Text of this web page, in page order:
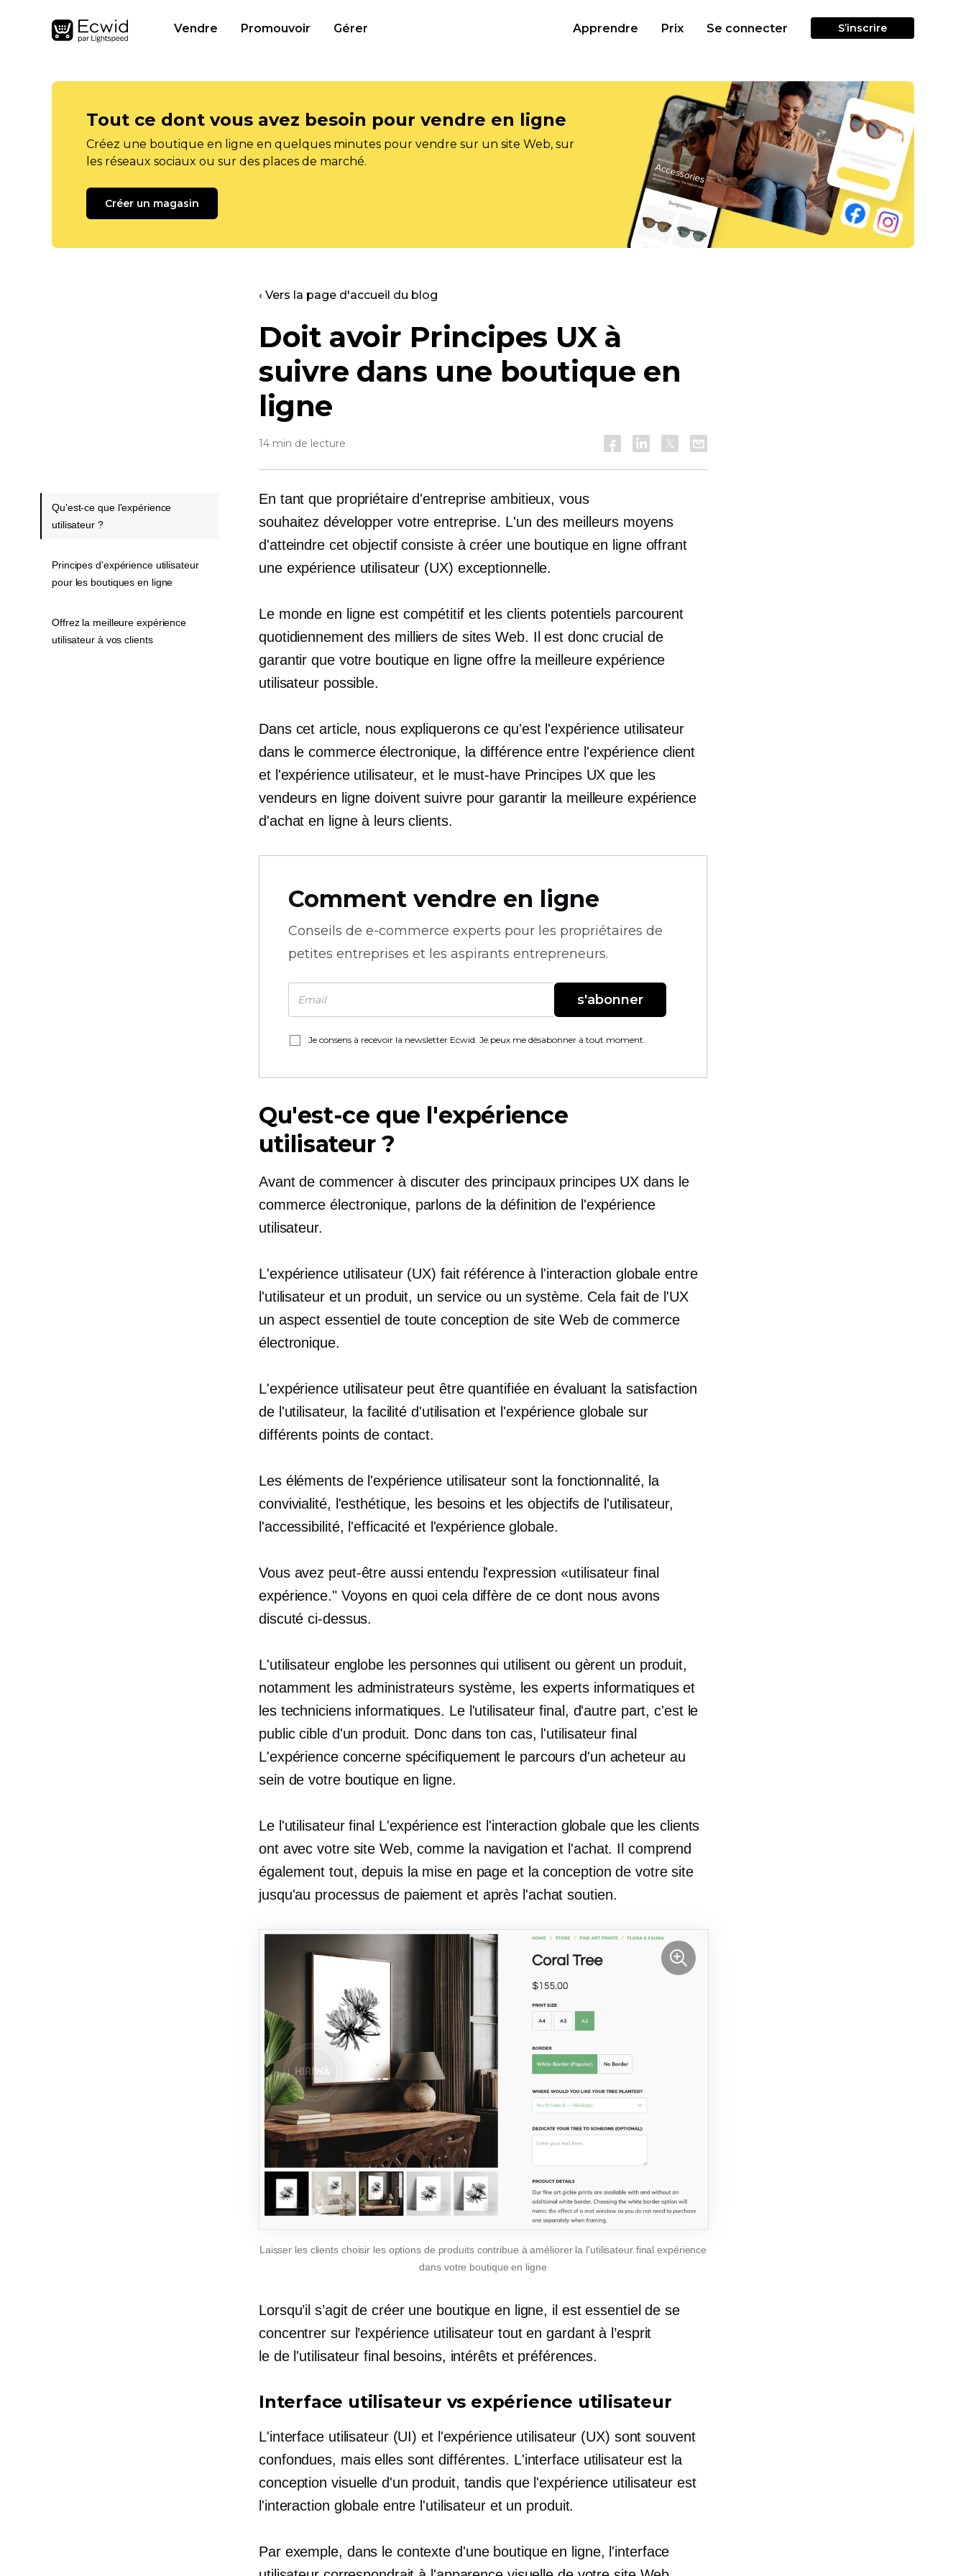
Vendre Promouvoir Gérer Apprendre Prix Se connecter S’inscrire
Tout ce dont vous avez besoin pour vendre en ligne
Créez une boutique en ligne en quelques minutes pour vendre sur un site Web, sur
les réseaux sociaux ou sur des places de marché.
Créer un magasin
‹ Vers la page d'accueil du blog
Doit avoir Principes UX à
suivre dans une boutique en
ligne
14 min de lecture
En tant que propriétaire d'entreprise ambitieux, vous
souhaitez développer votre entreprise. L'un des meilleurs moyens
d'atteindre cet objectif consiste à créer une boutique en ligne offrant
une expérience utilisateur (UX) exceptionnelle.
Le monde en ligne est compétitif et les clients potentiels parcourent
quotidiennement des milliers de sites Web. Il est donc crucial de
garantir que votre boutique en ligne offre la meilleure expérience
utilisateur possible.
Dans cet article, nous expliquerons ce qu'est l'expérience utilisateur
dans le commerce électronique, la différence entre l'expérience client
et l'expérience utilisateur, et le must-havePrincipes UX que les
vendeurs en ligne doivent suivre pour garantir la meilleure expérience
d'achat en ligne à leurs clients.
Comment vendre en ligne
Conseils de e-commerce experts pour les propriétaires de
petites entreprises et les aspirants entrepreneurs.
s'abonner
Je consens à recevoir la newsletter Ecwid. Je peux me désabonner à tout moment.
Qu'est-ce que l'expérience
utilisateur ?
Avant de commencer à discuter des principaux principes UX dans le
commerce électronique, parlons de la définition de l'expérience
utilisateur.
L'expérience utilisateur (UX) fait référence à l'interaction globale entre
l'utilisateur et un produit, un service ou un système. Cela fait de l'UX
un aspect essentiel de toute conception de site Web de commerce
électronique.
L'expérience utilisateur peut être quantifiée en évaluant la satisfaction
de l'utilisateur, la facilité d'utilisation et l'expérience globale sur
différents points de contact.
Les éléments de l'expérience utilisateur sont la fonctionnalité, la
convivialité, l'esthétique, les besoins et les objectifs de l'utilisateur,
l'accessibilité, l'efficacité et l'expérience globale.
Vous avez peut-être aussi entendu l'expression «utilisateur final
expérience." Voyons en quoi cela diffère de ce dont nous avons
discuté ci-dessus.
L'utilisateur englobe les personnes qui utilisent ou gèrent un produit,
notamment les administrateurs système, les experts informatiques et
les techniciens informatiques. Le l'utilisateur final, d'autre part, c'est le
public cible d'un produit. Donc dans ton cas, l'utilisateur final
L'expérience concerne spécifiquement le parcours d'un acheteur au
sein de votre boutique en ligne.
Le l'utilisateur final L'expérience est l'interaction globale que les clients
ont avec votre site Web, comme la navigation et l'achat. Il comprend
également tout, depuis la mise en page et la conception de votre site
jusqu'au processus de paiement et après l'achat soutien.
Laisser les clients choisir les options de produits contribue à améliorer la l'utilisateur final expérience
dans votre boutique en ligne
Lorsqu’il s’agit de créer une boutique en ligne, il est essentiel de se
concentrer sur l’expérience utilisateur tout en gardant à l’esprit
le de l'utilisateur final besoins, intérêts et préférences.
Interface utilisateur vs expérience utilisateur
L'interface utilisateur (UI) et l'expérience utilisateur (UX) sont souvent
confondues, mais elles sont différentes. L'interface utilisateur est la
conception visuelle d'un produit, tandis que l'expérience utilisateur est
l'interaction globale entre l'utilisateur et un produit.
Par exemple, dans le contexte d'une boutique en ligne, l'interface
Qu'est-ce que l'expérience
utilisateur ?
Principes d'expérience utilisateur
pour les boutiques en ligne
Offrez la meilleure expérience
utilisateur à vos clients